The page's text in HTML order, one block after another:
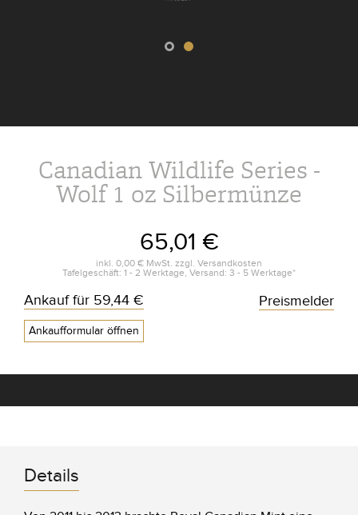
Canadian Wildlife Series -
Wolf 1 oz Silbermünze
65,01 €
inkl. 0,00 € MwSt. zzgl. Versandkosten
Tafelgeschäft: 1 - 2 Werktage, Versand: 3 - 5 Werktage*
Ankauf für 59,44 €
Ankaufformular öffnen
Preismelder
Details